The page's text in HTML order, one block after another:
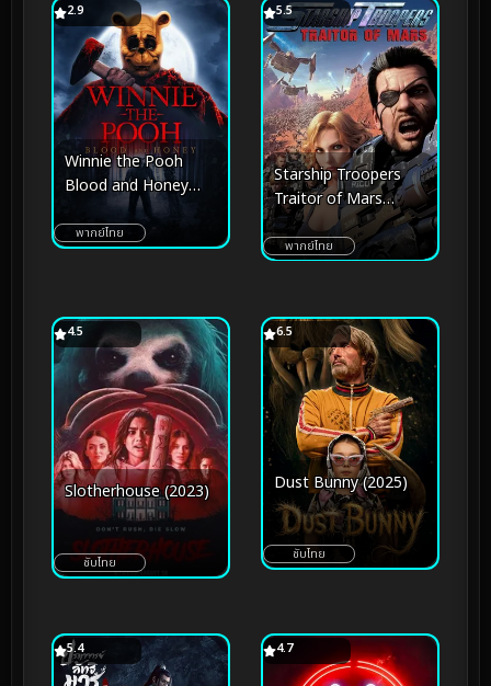
2.9
Winnie the Pooh
Blood and Honey
(2023) โหด เห็น หมี
พากย์ไทย
5.5
Starship Troopers
Traitor of Mars
(2017) สงครามหมื่นขา
ล่าล้างจักรวาล
พากย์ไทย
4.5
Slotherhouse (2023)
ซับไทย
6.5
Dust Bunny (2025)
ซับไทย
5.4 4.7